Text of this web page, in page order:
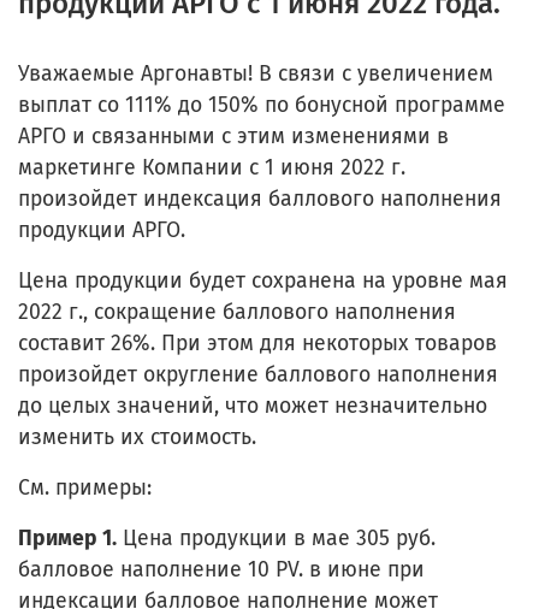
Уважаемые Аргонавты! В связи с увеличением
выплат со 111% до 150% по бонусной программе
АРГО и связанными с этим изменениями в
маркетинге Компании с 1 июня 2022 г.
произойдет индексация баллового наполнения
продукции АРГО.
Цена продукции будет сохранена на уровне мая
2022 г., сокращение баллового наполнения
составит 26%. При этом для некоторых товаров
произойдет округление баллового наполнения
до целых значений, что может незначительно
изменить их стоимость.
См. примеры:
Пример 1. Цена продукции в мае 305 руб.
балловое наполнение 10 PV. в июне при
индексации балловое наполнение может